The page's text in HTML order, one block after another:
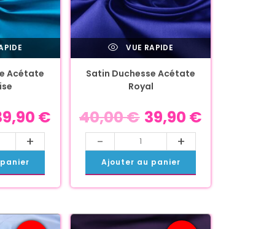
Acétate
€
+
VUE RAPIDE
Satin Duchesse Acétate
Royal
40,00€ 39,90 €
- +
Ajouter au panier